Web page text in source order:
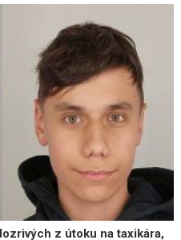
z útoku na taxikára,